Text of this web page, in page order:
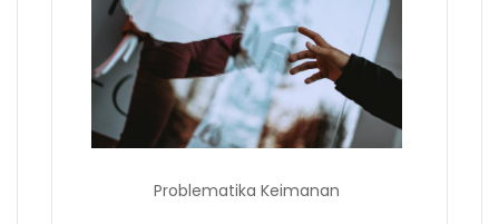
Problematika Keimanan